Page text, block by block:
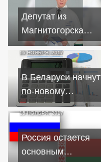
банкиров
Депутат из
Магнитогорска
просит земляков
помочь в выплате
ипотечного кредита
16 НОЯБРЯ, 2017
В Беларуси начнут
по-новому
определять
претендентов на
льготные
жилищные кредиты
15 НОЯБРЯ, 2017
Россия остается
основным